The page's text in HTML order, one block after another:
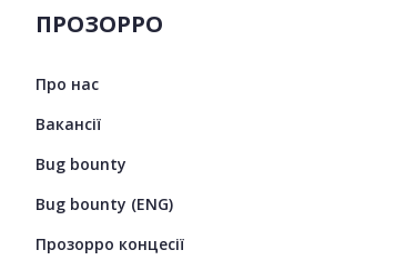
ПРОЗОРРО
Про нас
Вакансії
Bug bounty
Bug bounty (ENG)
Прозорро концесії